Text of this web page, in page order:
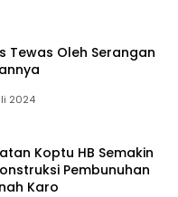
Tewas Oleh Serangan
2024
Koptu HB Semakin
Pembunuhan
Karo